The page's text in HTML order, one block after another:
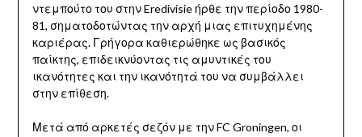
ντεμπούτο του στην Eredivisie ήρθε την περίοδο 1980-
81, σηματοδοτώντας την αρχή μιας επιτυχημένης
καριέρας. Γρήγορα καθιερώθηκε ως βασικός
παίκτης, επιδεικνύοντας τις αμυντικές του
ικανότητες και την ικανότητά του να συμβάλλει
στην επίθεση.
Μετά από αρκετές σεζόν με την FC Groningen, οι